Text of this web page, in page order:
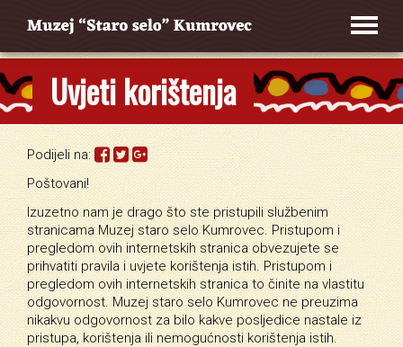
Uvjeti korištenja
Podijeli na:
Poštovani!
Izuzetno nam je drago što ste pristupili službenim
stranicama Muzej staro selo Kumrovec. Pristupom i
pregledom ovih internetskih stranica obvezujete se
prihvatiti pravila i uvjete korištenja istih. Pristupom i
pregledom ovih internetskih stranica to činite na vlastitu
odgovornost. Muzej staro selo Kumrovec ne preuzima
nikakvu odgovornost za bilo kakve posljedice nastale iz
pristupa, korištenja ili nemogućnosti korištenja istih.